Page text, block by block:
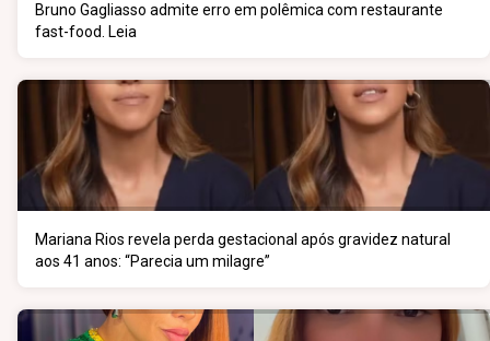
Bruno Gagliasso admite erro em polêmica com restaurante
fast-food. Leia
Mariana Rios revela perda gestacional após gravidez natural
aos 41 anos: “Parecia um milagre”